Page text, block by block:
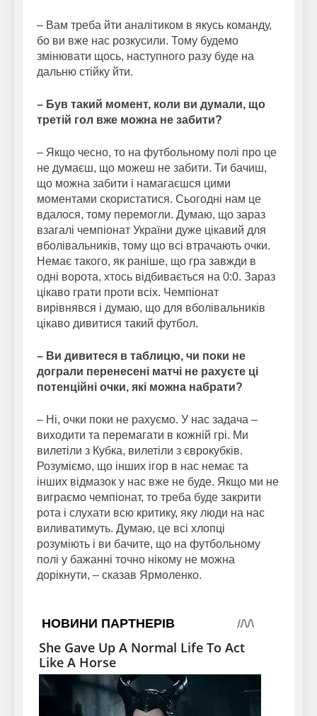
– Вам треба йти аналітиком в якусь команду,
бо ви вже нас розкусили. Тому будемо
змінювати щось, наступного разу буде на
дальню стійку йти.
– Був такий момент, коли ви думали, що
третій гол вже можна не забити?
– Якщо чесно, то на футбольному полі про це
не думаєш, що можеш не забити. Ти бачиш,
що можна забити і намагаєшся цими
моментами скористатися. Сьогодні нам це
вдалося, тому перемогли. Думаю, що зараз
взагалі чемпіонат України дуже цікавий для
вболівальників, тому що всі втрачають очки.
Немає такого, як раніше, що гра завжди в
одні ворота, хтось відбивається на 0:0. Зараз
цікаво грати проти всіх. Чемпіонат
вирівнявся і думаю, що для вболівальників
цікаво дивитися такий футбол.
– Ви дивитеся в таблицю, чи поки не
дограли перенесені матчі не рахуєте ці
потенційні очки, які можна набрати?
– Ні, очки поки не рахуємо. У нас задача –
виходити та перемагати в кожній грі. Ми
вилетіли з Кубка, вилетіли з єврокубків.
Розуміємо, що інших ігор в нас немає та
інших відмазок у нас вже не буде. Якщо ми не
виграємо чемпіонат, то треба буде закрити
рота і слухати всю критику, яку люди на нас
виливатимуть. Думаю, це всі хлопці
розуміють і ви бачите, що на футбольному
полі у бажанні точно нікому не можна
дорікнути, – сказав Ярмоленко.